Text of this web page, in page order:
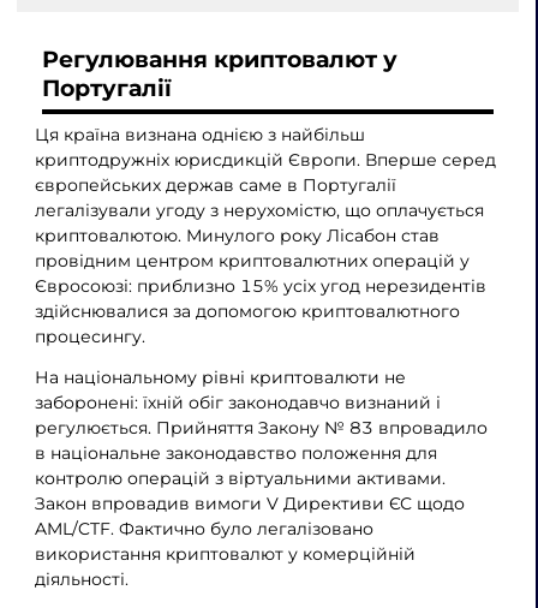
Регулювання криптовалют у
Португалії
Ця країна визнана однією з найбільш
криптодружніх юрисдикцій Європи. Вперше серед
європейських держав саме в Португалії
легалізували угоду з нерухомістю, що оплачується
криптовалютою. Минулого року Лісабон став
провідним центром криптовалютних операцій у
Євросоюзі: приблизно 15% усіх угод нерезидентів
здійснювалися за допомогою криптовалютного
процесингу.
На національному рівні криптовалюти не
заборонені: їхній обіг законодавчо визнаний і
регулюється. Прийняття Закону № 83 впровадило
в національне законодавство положення для
контролю операцій з віртуальними активами.
Закон впровадив вимоги V Директиви ЄС щодо
AML/CTF. Фактично було легалізовано
використання криптовалют у комерційній
діяльності.